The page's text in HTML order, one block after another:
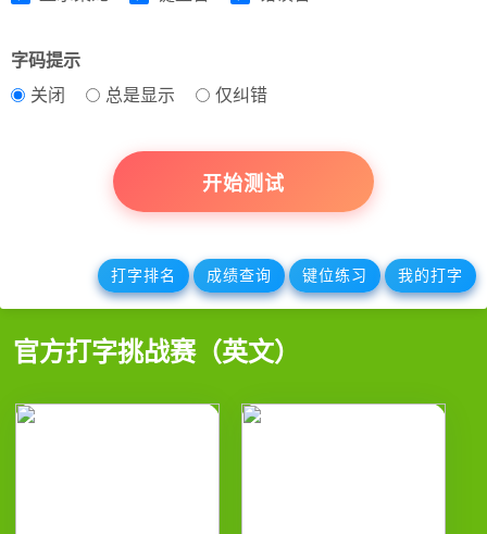
字码提示
关闭
总是显示 仅纠错
开始测试
打字排名 成绩查询 键位练习 我的打字
官方打字挑战赛（英文）